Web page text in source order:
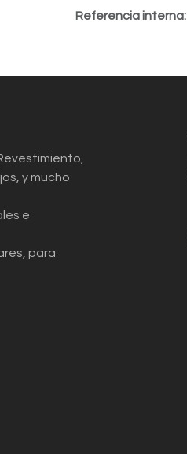
Referencia interna:
y mucho
e
para